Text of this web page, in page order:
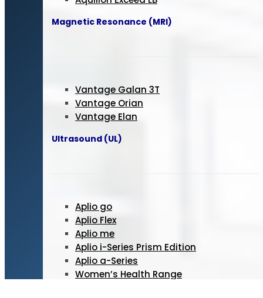
Magnetic Resonance (MRI)
Vantage Galan 3T
Vantage Orian
Vantage Elan
Ultrasound (UL)
Aplio go
Aplio Flex
Aplio me
Aplio i-Series Prism Edition
Aplio a-Series
Women’s Health Range